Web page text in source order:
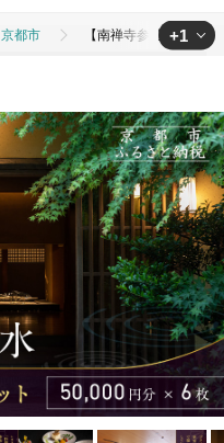
京都市 【南禅寺参道 菊水】
+1